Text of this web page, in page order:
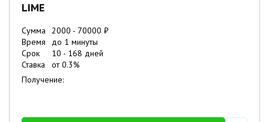
LIME
Сумма 2000 - 70000 ₽
Время
до 1 минуты
Срок
10 - 168 дней
Ставка
от0.3%
Получение: